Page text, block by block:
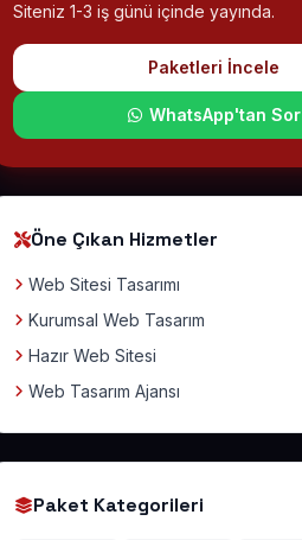
Siteniz 1-3 iş günü içinde yayında.
Paketleri İncele
WhatsApp'tan Sor
Öne Çıkan Hizmetler
Web Sitesi Tasarımı
Kurumsal Web Tasarım
Hazır Web Sitesi
Web Tasarım Ajansı
Paket Kategorileri